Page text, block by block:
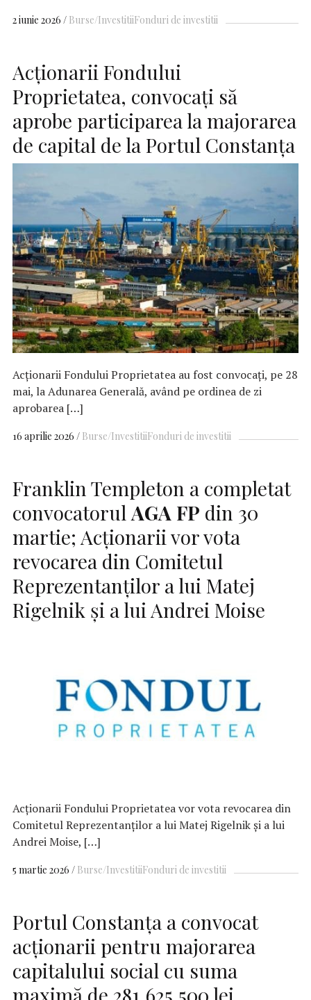
2 iunie 2026 Burse/InvestitiiFonduri de investitii
Acționarii Fondului
Proprietatea, convocați să
aprobe participarea la majorarea
de capital de la Portul Constanța
Acționarii Fondului Proprietatea au fost convocați, pe 28
mai, la Adunarea Generală, având pe ordinea de zi
aprobarea […]
16 aprilie 2026 Burse/InvestitiiFonduri de investitii
Franklin Templeton a completat
convocatorul AGA FP din 30
martie; Acționarii vor vota
revocarea din Comitetul
Reprezentanților a lui Matej
Rigelnik și a lui Andrei Moise
Acționarii Fondului Proprietatea vor vota revocarea din
Comitetul Reprezentanților a lui Matej Rigelnik și a lui
Andrei Moise, […]
5 martie 2026 Burse/InvestitiiFonduri de investitii
Portul Constanța a convocat
acționarii pentru majorarea
capitalului social cu suma
maximă de 281.625.500 lei